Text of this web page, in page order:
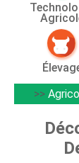
>>